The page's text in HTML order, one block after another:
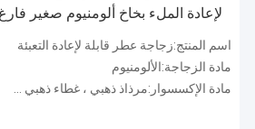
لإعادة الملء بخاخ ألومنيوم صغير فارغ
اسم المنتج:زجاجة عطر قابلة لإعادة التعبئة
مادة الزجاجة:الألومنيوم
مادة الإكسسوار:مرذاذ ذهبي ، غطاء ذهبي خاص